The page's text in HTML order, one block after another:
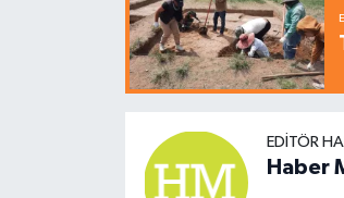
EDITÖR
Haber